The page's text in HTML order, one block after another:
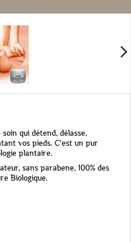
qui détend, délasse,
vos pieds. C'est un pur
plantaire.
sans parabene, 100% des
Biologique.